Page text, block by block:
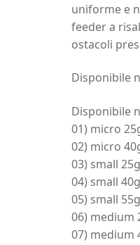
uniforme e
feeder a
ostacoli
Disponibile
Disponibile
01) micro
02) micro
03) small
04) small
05) small
06) medium
07) medium